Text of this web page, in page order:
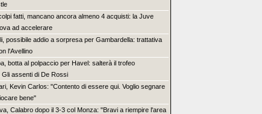
fatti, mancano ancora almeno 4 acquisti: la Juve
ad accelerare
possibile addio a sorpresa per Gambardella: trattativa
l'Avellino
botta al polpaccio per Havel: salterà il trofeo
Gli assenti di De Rossi
Kevin Carlos: "Contento di essere qui. Voglio segnare
bene"
Calabro dopo il 3-3 col Monza: "Bravi a riempire l'area